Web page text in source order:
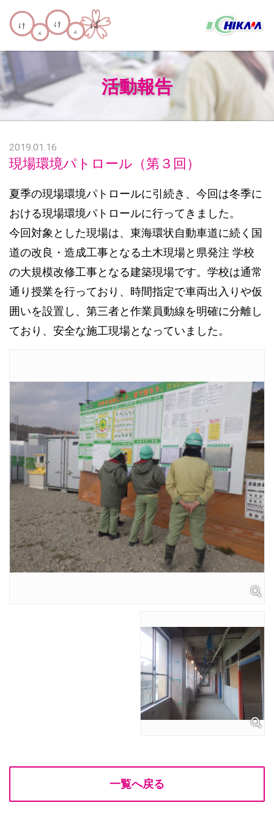
活動報告
2019.01.16
現場環境パトロール（第３回）
夏季の現場環境パトロールに引続き、今回は冬季に
おける現場環境パトロールに行ってきました。
今回対象とした現場は、東海環状自動車道に続く国
道の改良・造成工事となる土木現場と県発注 学校
の大規模改修工事となる建築現場です。学校は通常
通り授業を行っており、時間指定で車両出入りや仮
囲いを設置し、第三者と作業員動線を明確に分離し
ており、安全な施工現場となっていました。
一覧へ戻る